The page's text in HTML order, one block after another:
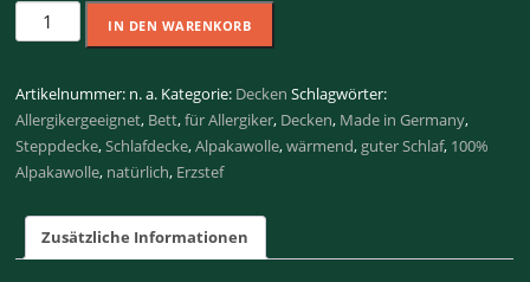
Alpaka-
Bettdecken
IN DEN WARENKORB
Artikelnummer: n. a. Kategorie: Decken Schlagwörter:
Allergikergeeignet, Bett,für Allergiker, Decken, Made in Germany,
Steppdecke,Schlafdecke,Alpakawolle,wärmend, guter Schlaf, 100%
Alpakawolle, natürlich, Erzstef
Zusätzliche Informationen